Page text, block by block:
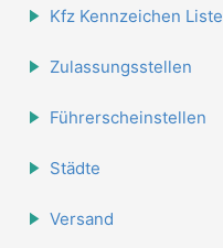
Kfz Kennzeichen Liste
Zulassungsstellen
Führerscheinstellen
Städte
Versand